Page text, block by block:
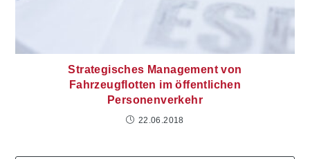
Strategisches Management von
Fahrzeugflotten im öffentlichen
Personenverkehr
22.06.2018